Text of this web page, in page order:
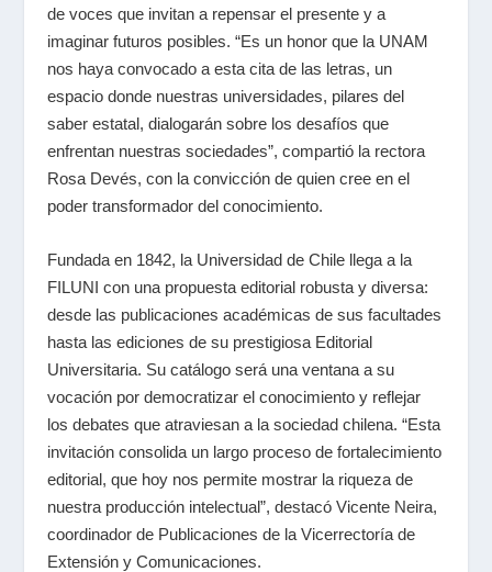
de voces que invitan a repensar el presente y a
imaginar futuros posibles. “Es un honor que la UNAM
nos haya convocado a esta cita de las letras, un
espacio donde nuestras universidades, pilares del
saber estatal, dialogarán sobre los desafíos que
enfrentan nuestras sociedades”, compartió la rectora
Rosa Devés, con la convicción de quien cree en el
poder transformador del conocimiento.
Fundada en 1842, la Universidad de Chile llega a la
FILUNI con una propuesta editorial robusta y diversa:
desde las publicaciones académicas de sus facultades
hasta las ediciones de su prestigiosa Editorial
Universitaria. Su catálogo será una ventana a su
vocación por democratizar el conocimiento y reflejar
los debates que atraviesan a la sociedad chilena. “Esta
invitación consolida un largo proceso de fortalecimiento
editorial, que hoy nos permite mostrar la riqueza de
nuestra producción intelectual”, destacó Vicente Neira,
coordinador de Publicaciones de la Vicerrectoría de
Extensión y Comunicaciones.